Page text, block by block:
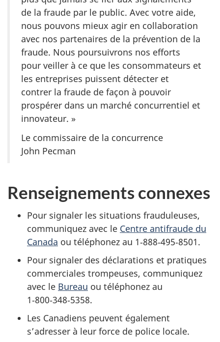
de la fraude par le public. Avec votre aide,
nous pouvons mieux agir en collaboration
avec nos partenaires de la prévention de la
fraude. Nous poursuivrons nos efforts
pour veiller à ce que les consommateurs et
les entreprises puissent détecter et
contrer la fraude de façon à pouvoir
prospérer dans un marché concurrentiel et
innovateur. »
Le commissaire de la concurrence
John Pecman
Renseignements connexes
Pour signaler les situations frauduleuses,
communiquez avec le Centre antifraude du
Canada ou téléphonez au 1‑888‑495‑8501.
Pour signaler des déclarations et pratiques
commerciales trompeuses, communiquez
avec le Bureau ou téléphonez au
1‑800‑348‑5358.
Les Canadiens peuvent également
s’adresser à leur force de police locale.